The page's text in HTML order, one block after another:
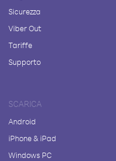
Sicurezza
Viber Out
Tariffe
Supporto
SCARICA
Android
iPhone & iPad
Windows PC